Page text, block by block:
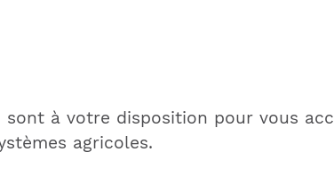
à votre disposition pour vous
agricoles.